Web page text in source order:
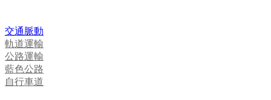
交通脈動
軌道運輸
公路運輸
藍色公路
自行車道